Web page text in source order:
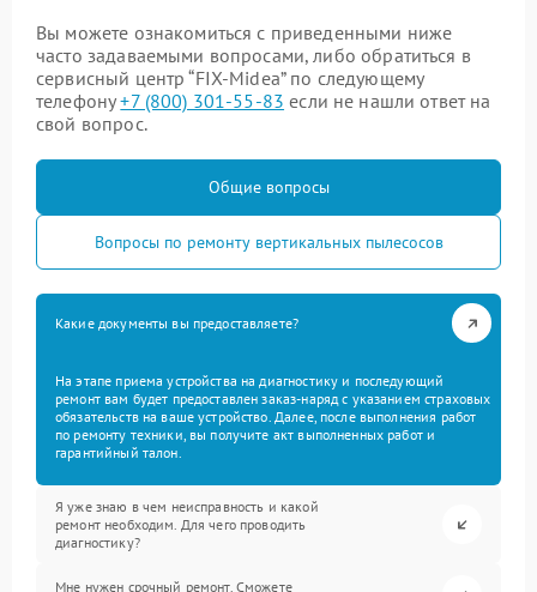
Вы можете ознакомиться с приведенными ниже
часто задаваемыми вопросами, либо обратиться в
сервисный центр “FIX-Midea” по следующему
телефону+7 (800) 301-55-83 если не нашли ответ на
свой вопрос.
Общие вопросы
Вопросы по ремонту вертикальных пылесосов
Какие документы вы предоставляете?
На этапе приема устройства на диагностику и последующий
ремонт вам будет предоставлен заказ-наряд с указанием страховых
обязательств на ваше устройство. Далее, после выполнения работ
по ремонту техники, вы получите акт выполненных работ и
гарантийный талон.
Я уже знаю в чем неисправность и какой
ремонт необходим. Для чего проводить
диагностику?
Мне нужен срочный ремонт. Сможете